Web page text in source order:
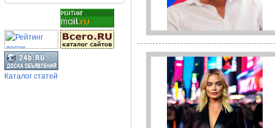
Каталог статей